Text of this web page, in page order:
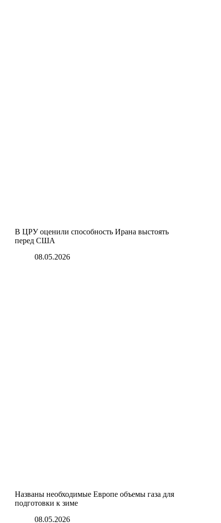
В ЦРУ оценили способность Ирана выстоять
перед США
08.05.2026
Названы необходимые Европе объемы газа для
подготовки к зиме
08.05.2026